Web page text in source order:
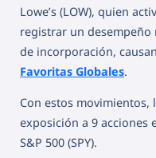
Lowe’s (LOW), quien
registrar un desempeño
de incorporación,
Favoritas Globales.
Con estos movimientos,
exposición a 9 acciones
S&P 500 (SPY).